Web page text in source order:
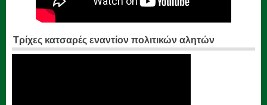
Τρίχες κατσαρές εναντίον πολιτικών αλητών